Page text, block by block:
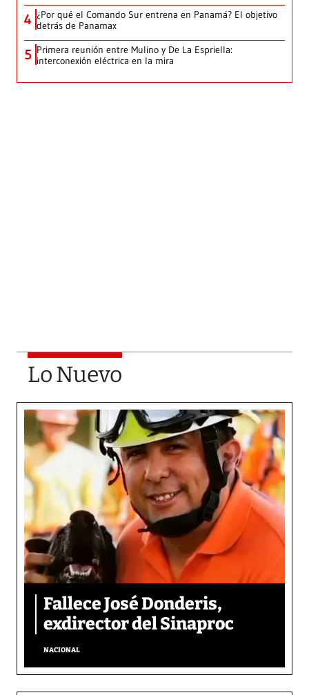
4 ¿Por qué el Comando Sur entrena en Panamá? El objetivo
detrás de Panamax
5 Primera reunión entre Mulino y De La Espriella:
interconexión eléctrica en la mira
Lo Nuevo
Fallece José Donderis,
exdirector del Sinaproc
NACIONAL